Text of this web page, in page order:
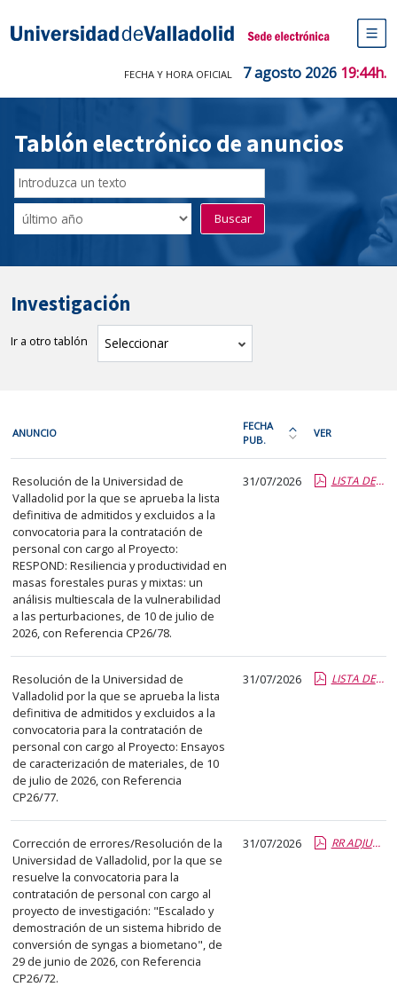
Sede electrónica Universidad de
de
FECHA Y HORA OFICIAL 7 agosto 2026 19:44h.
Tablón electrónico de anuncios
Buscador
del
Tablón
Filtro
de
Buscar
Investigación
Ir a otro tablón Seleccionar tablón
cada
fila
de
la
siguiente
tabla
encontrará
los
anuncios
del
tablón
seleccionado
previamente.
En
la
primera
columna
el
título
del
anuncio,
en
la
segunda
columna
la
ANUNCIO
FECHA
PUB.
Ordena
la
tabla
antigua
VER
Resolución de la Universidad de
Valladolid por la que se aprueba la lista
definitiva de admitidos y excluidos a la
convocatoria para la contratación de
personal con cargo al Proyecto:
RESPOND: Resiliencia y productividad en
masas forestales puras y mixtas: un
análisis multiescala de la vulnerabilidad
a las perturbaciones, de 10 de julio de
2026, con Referencia CP26/78.
31/07/2026 LISTA DEFINITIVA ADMITIDOS Y EXCLUIDOS CP26-78.pdf.pdf
Resolución de la Universidad de
Valladolid por la que se aprueba la lista
definitiva de admitidos y excluidos a la
convocatoria para la contratación de
personal con cargo al Proyecto: Ensayos
de caracterización de materiales, de 10
de julio de 2026, con Referencia
CP26/77.
31/07/2026 LISTA DEFINITIVA ADMITIDOS Y EXCLUIDOS CP26-77.pdf.pdf
Corrección de errores/Resolución de la
Universidad de Valladolid, por la que se
resuelve la convocatoria para la
contratación de personal con cargo al
proyecto de investigación: "Escalado y
demostración de un sistema hibrido de
conversión de syngas a biometano", de
29 de junio de 2026, con Referencia
CP26/72.
31/07/2026 RR ADJUDICACIÓN CP26-72.pdf.pdf